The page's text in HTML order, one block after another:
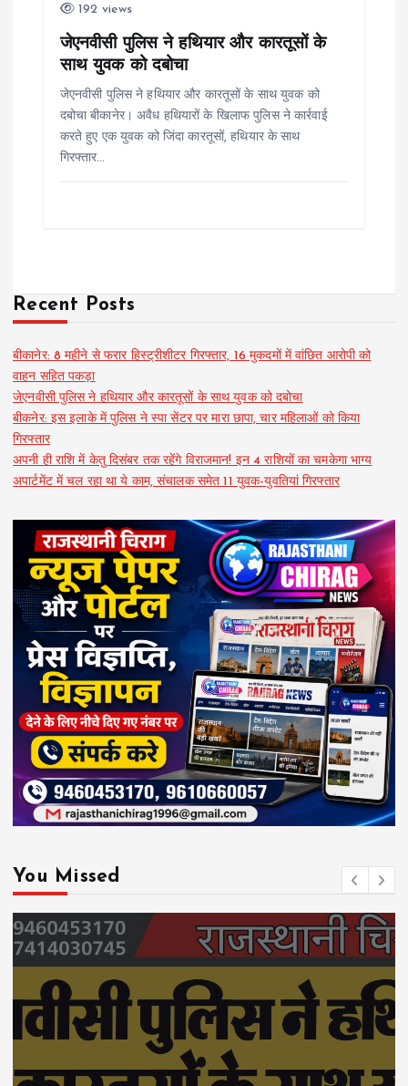
192 views
जेएनवीसी पुलिस ने हथियार और कारतूसों के
साथ युवक को दबोचा
जेएनवीसी पुलिस ने हथियार और कारतूसों के साथ युवक को
दबोचा बीकानेर। अवैध हथियारों के खिलाफ पुलिस ने कार्रवाई
करते हुए एक युवक को जिंदा कारतूसों, हथियार के साथ
गिरफ्तार…
Recent Posts
बीकानेर: 8 महीने से फरार हिस्ट्रीशीटर गिरफ्तार, 16 मुकदमों में वांछित आरोपी को
वाहन सहित पकड़ा
जेएनवीसी पुलिस ने हथियार और कारतूसों के साथ युवक को दबोचा
बीकनेर: इस इलाके में पुलिस ने स्पा सेंटर पर मारा छापा, चार महिलाओं को किया
गिरफ्तार
अपनी ही राशि में केतु दिसंबर तक रहेंगे विराजमान! इन 4 राशियों का चमकेगा भाग्य
अपार्टमेंट में चल रहा था ये काम, संचालक समेत 11 युवक-युवतियां गिरफ्तार
You Missed